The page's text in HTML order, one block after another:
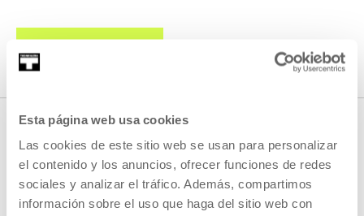
Esta página web usa cookies
Las cookies de este sitio web se usan para personalizar
el contenido y los anuncios, ofrecer funciones de redes
sociales y analizar el tráfico. Además, compartimos
información sobre el uso que haga del sitio web con
HURRENGO ZUZENEKOAK